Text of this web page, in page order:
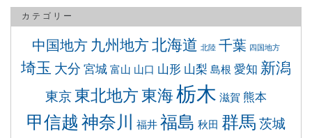
カテゴリー
中国地方 九州地方北海道 北陸 千葉 四国地方
埼玉 大分 宮城 富山 山口 山形 山梨 島根 愛知 新潟
東京 東北地方 東海栃木 滋賀 熊本
甲信越 神奈川 福井 福島 秋田 群馬 茨城